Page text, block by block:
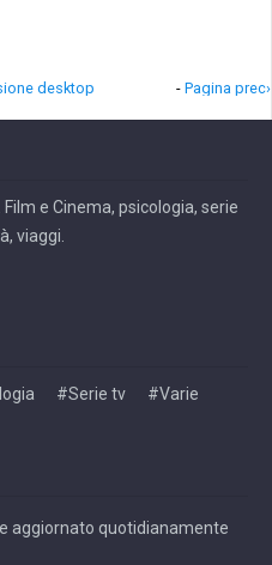
- Pagina prec›
desktop
e Cinema, psicologia, serie
viaggi.
#Serie tv
#Varie
aggiornato quotidianamente